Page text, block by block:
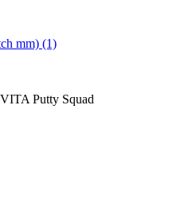
mm) (1)
Putty Squad